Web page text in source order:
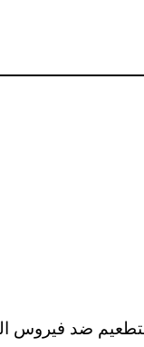
ضد فيروس